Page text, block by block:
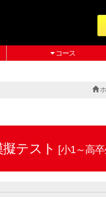
コース
テスト [小1～高